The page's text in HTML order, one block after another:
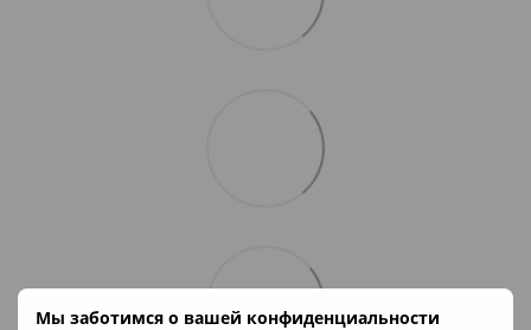
Мы заботимся о вашей конфиденциальности